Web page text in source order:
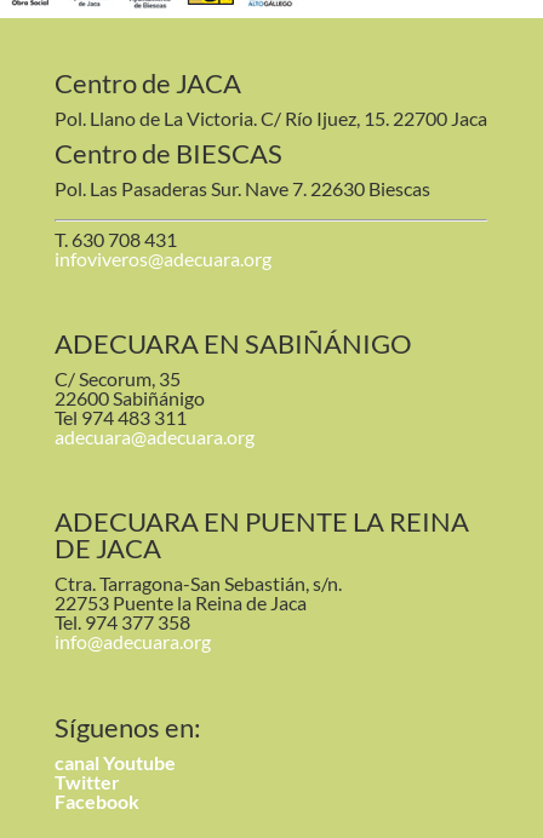
Centro de JACA
Pol. Llano de La Victoria. C/ Río Ijuez, 15. 22700 Jaca
Centro de BIESCAS
Pol. Las Pasaderas Sur. Nave 7. 22630 Biescas
T. 630 708 431
infoviveros@adecuara.org
ADECUARA EN SABIÑÁNIGO
C/ Secorum, 35
22600 Sabiñánigo
Tel 974 483 311
adecuara@adecuara.org
ADECUARA EN PUENTE LA REINA
DE JACA
Ctra. Tarragona-San Sebastián, s/n.
22753 Puente la Reina de Jaca
Tel. 974 377 358
info@adecuara.org
Síguenos en:
canal Youtube
Twitter
Facebook